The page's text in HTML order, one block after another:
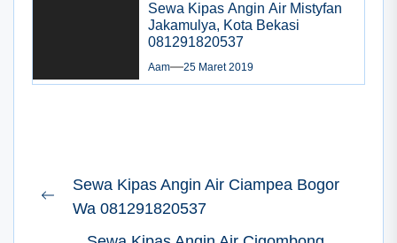
Sewa Kipas Angin Air Mistyfan
Jakamulya, Kota Bekasi
081291820537
Aam 25 Maret 2019
Navigasi
pos
Previous
Sewa Kipas Angin Air Ciampea Bogor
Wa 081291820537